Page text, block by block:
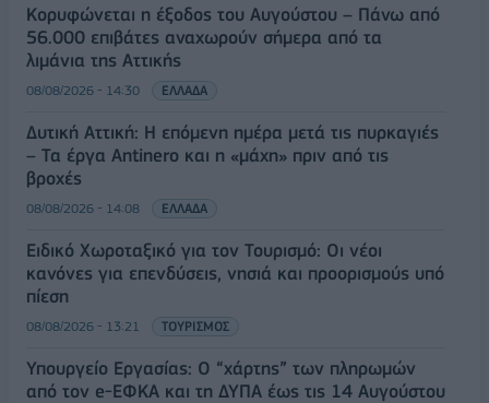
Κορυφώνεται η έξοδος του Αυγούστου – Πάνω από
56.000 επιβάτες αναχωρούν σήμερα από τα
λιμάνια της Αττικής
08/08/2026 - 14:30 ΕΛΛΑΔΑ
Δυτική Αττική: Η επόμενη ημέρα μετά τις πυρκαγιές
– Τα έργα Antinero και η «μάχη» πριν από τις
βροχές
08/08/2026 - 14:08 ΕΛΛΑΔΑ
Ειδικό Χωροταξικό για τον Τουρισμό: Οι νέοι
κανόνες για επενδύσεις, νησιά και προορισμούς υπό
πίεση
08/08/2026 - 13:21 ΤΟΥΡΙΣΜΟΣ
Υπουργείο Εργασίας: Ο “χάρτης” των πληρωμών
από τον e-ΕΦΚΑ και τη ΔΥΠΑ έως τις 14 Αυγούστου